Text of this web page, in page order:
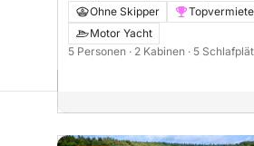
- Führerscheinfrei
Ohne Skipper
Motor Yacht
5 Personen · 2 Kabinen · 5